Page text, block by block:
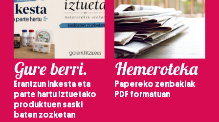
Gure berri.
Erantzun inkesta eta
parte hartu Iztuetako
produktuen saski
baten zozketan
Hemeroteka
Papereko zenbakiak
PDF formatuan